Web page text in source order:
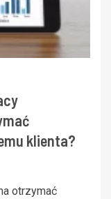
klienta?
otrzymać